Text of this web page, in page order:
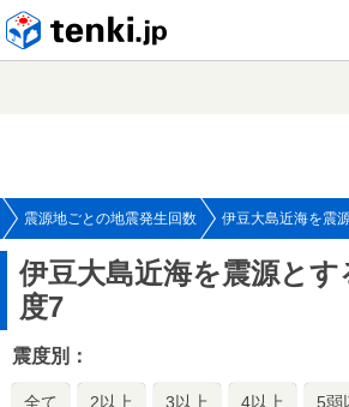
震源地ごとの地震発生回数 伊豆大島近海を震
伊豆大島近海を震源とす
度7
震度別：
全て 2以上 3以上 4以上 5弱